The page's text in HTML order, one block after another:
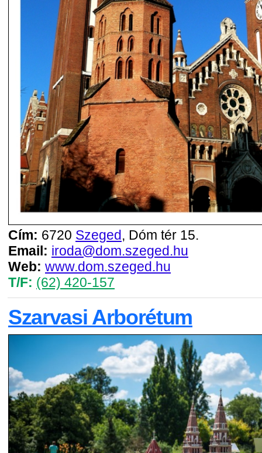
Cím: 6720 Szeged, Dóm tér 15.
Email: iroda@dom.szeged.hu
Web: www.dom.szeged.hu
T/F: (62) 420-157
Szarvasi Arborétum